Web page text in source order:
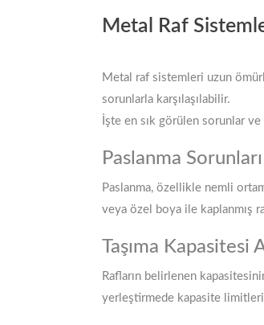
Metal Raf
Metal raf sistemleri uzun
sorunlarla karşılaşılabilir.
İşte en sık görülen sorunlar
Paslanma Sorunları
Paslanma, özellikle nemli
veya özel boya ile kaplanmış
Taşıma Kapasitesi
Rafların belirlenen
yerleştirmede kapasite